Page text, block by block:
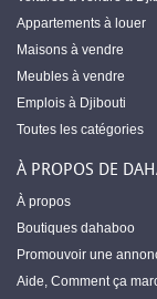
Appartements à louer
Maisons à vendre
Meubles à vendre
Emplois à Djibouti
Toutes les catégories
À PROPOS DE
À propos
Boutiques dahaboo
Promouvoir une
Aide, Comment ça